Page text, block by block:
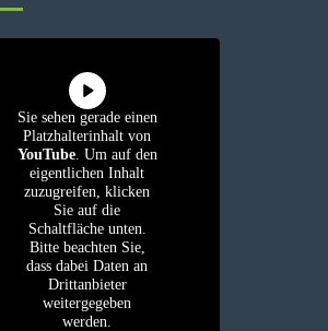
Sie sehen gerade einen
Platzhalterinhalt von
YouTube. Um auf den
eigentlichen Inhalt
zuzugreifen, klicken
Sie auf die
Schaltfläche unten.
Bitte beachten Sie,
dass dabei Daten an
Drittanbieter
weitergegeben
werden.